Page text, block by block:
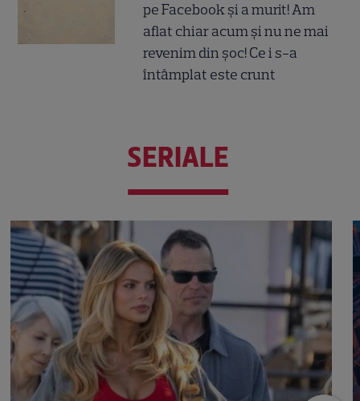
pe Facebook și a murit! Am
aflat chiar acum și nu ne mai
revenim din șoc! Ce i s-a
întâmplat este crunt
SERIALE